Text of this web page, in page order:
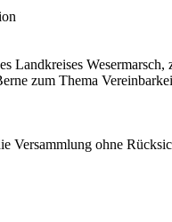
Landkreises
zum Thema
Versammlung ohne